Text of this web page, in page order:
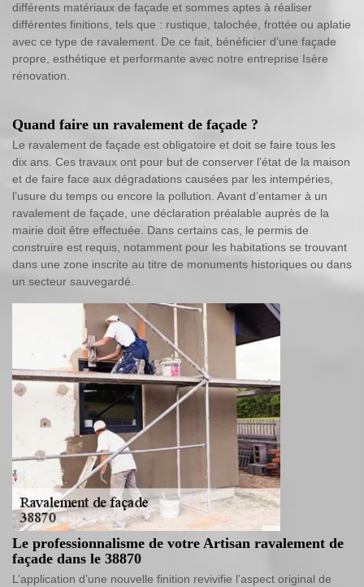
différents matériaux de façade et sommes aptes à réaliser
différentes finitions, tels que : rustique, talochée, frottée ou aplatie
avec ce type de ravalement. De ce fait, bénéficier d’une façade
propre, esthétique et performante avec notre entreprise Isère
rénovation.
Quand faire un ravalement de façade ?
Le ravalement de façade est obligatoire et doit se faire tous les
dix ans. Ces travaux ont pour but de conserver l’état de la maison
et de faire face aux dégradations causées par les intempéries,
l’usure du temps ou encore la pollution. Avant d’entamer à un
ravalement de façade, une déclaration préalable auprès de la
mairie doit être effectuée. Dans certains cas, le permis de
construire est requis, notamment pour les habitations se trouvant
dans une zone inscrite au titre de monuments historiques ou dans
un secteur sauvegardé.
Le professionnalisme de votre Artisan ravalement de
façade dans le 38870
L’application d’une nouvelle finition revivifie l’aspect original de